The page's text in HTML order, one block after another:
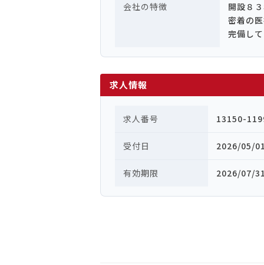
会社の特徴
開設８
密着の
完備し
求人情報
求人番号 13150-
受付日 2026/05/
有効期限 2026/07/